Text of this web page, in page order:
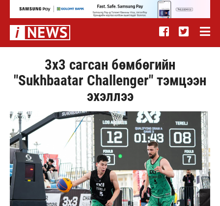
3х3 сагсан бөмбөгийн
"Sukhbaatar Challenger" тэмцээн
эхэллээ